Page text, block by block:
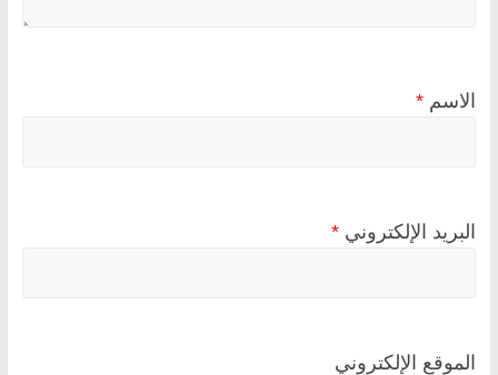
الاسم *
البريد الإلكتروني *
الموقع الإلكتروني